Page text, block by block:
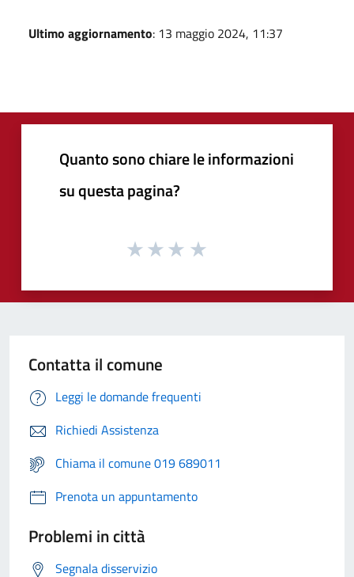
Ultimo aggiornamento: 13 maggio 2024, 11:37
Quanto sono chiare le informazioni
su questa pagina?
Contatta il comune
Leggi le domande frequenti
Richiedi Assistenza
Chiama il comune 019 689011
Prenota un appuntamento
Problemi in città
Segnala disservizio